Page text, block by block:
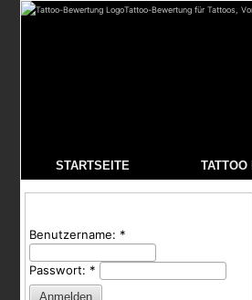
Tattoo-Bewertung für Tattoos,
STARTSEITE TATTOO
Benutzername: *
Passwort: *